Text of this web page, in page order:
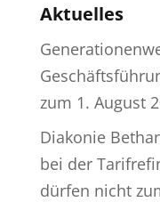
Aktuelles
zum 1. August
Diakonie
bei der
dürfen nicht